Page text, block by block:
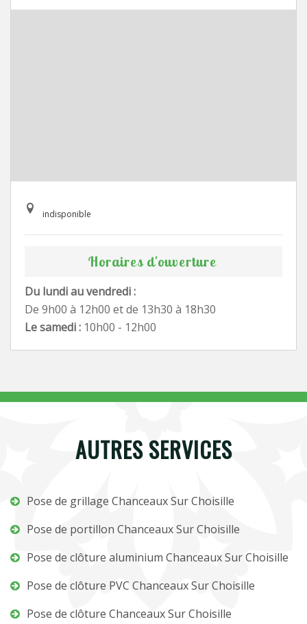
indisponible
Horaires d'ouverture
Du lundi au vendredi :
De 9h00 à 12h00 et de 13h30 à 18h30
Le samedi : 10h00 - 12h00
AUTRES SERVICES
Pose de grillage Chanceaux Sur Choisille
Pose de portillon Chanceaux Sur Choisille
Pose de clôture aluminium Chanceaux Sur Choisille
Pose de clôture PVC Chanceaux Sur Choisille
Pose de clôture Chanceaux Sur Choisille